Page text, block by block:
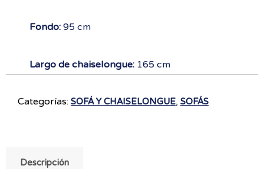
Fondo: 95 cm
Largo de chaiselongue: 165 cm
Categorías: SOFÁ Y CHAISELONGUE, SOFÁS
Descripción